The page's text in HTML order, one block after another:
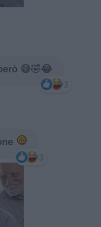
😅🤣😂
3
3